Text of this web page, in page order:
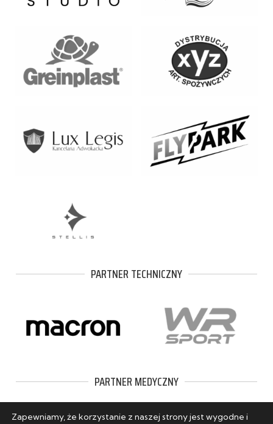
PARTNER TECHNICZNY
PARTNER MEDYCZNY
Zapewniamy, że korzystanie z naszej strony jest wygodne i